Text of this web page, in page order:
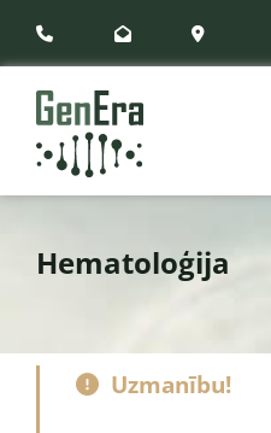
  
Hematoloģija
 Uzmanību!